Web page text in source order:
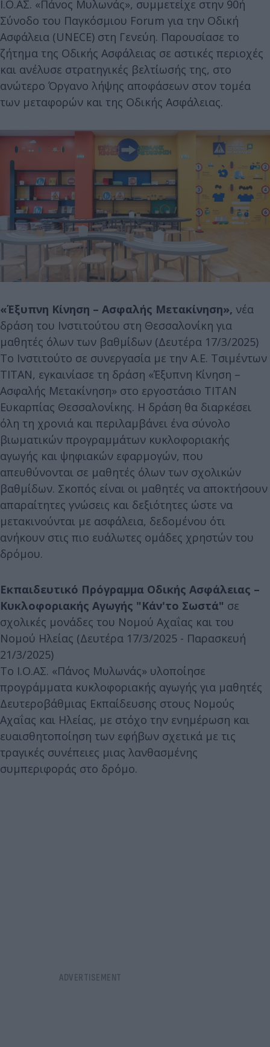
Ι.Ο.ΑΣ. «Πάνος Μυλωνάς», συμμετείχε στην 90ή
Σύνοδο του Παγκόσμιου Forum για την Οδική
Ασφάλεια (UNECE) στη Γενεύη. Παρουσίασε το
ζήτημα της Οδικής Ασφάλειας σε αστικές περιοχές
και ανέλυσε στρατηγικές βελτίωσής της, στο
ανώτερο Όργανο λήψης αποφάσεων στον τομέα
των μεταφορών και της Οδικής Ασφάλειας.
«Έξυπνη Κίνηση – Ασφαλής Μετακίνηση», νέα
δράση του Ινστιτούτου στη Θεσσαλονίκη για
μαθητές όλων των βαθμίδων (Δευτέρα 17/3/2025)
Το Ινστιτούτο σε συνεργασία με την Α.Ε. Τσιμέντων
ΤΙΤΑΝ, εγκαινίασε τη δράση «Έξυπνη Κίνηση –
Ασφαλής Μετακίνηση» στο εργοστάσιο ΤΙΤΑΝ
Ευκαρπίας Θεσσαλονίκης. Η δράση θα διαρκέσει
όλη τη χρονιά και περιλαμβάνει ένα σύνολο
βιωματικών προγραμμάτων κυκλοφοριακής
αγωγής και ψηφιακών εφαρμογών, που
απευθύνονται σε μαθητές όλων των σχολικών
βαθμίδων. Σκοπός είναι οι μαθητές να αποκτήσουν
απαραίτητες γνώσεις και δεξιότητες ώστε να
μετακινούνται με ασφάλεια, δεδομένου ότι
ανήκουν στις πιο ευάλωτες ομάδες χρηστών του
δρόμου.
Εκπαιδευτικό Πρόγραμμα Οδικής Ασφάλειας –
Κυκλοφοριακής Αγωγής "Κάν'το Σωστά" σε
σχολικές μονάδες του Νομού Αχαΐας και του
Νομού Ηλείας (Δευτέρα 17/3/2025 - Παρασκευή
21/3/2025)
Το Ι.Ο.ΑΣ. «Πάνος Μυλωνάς» υλοποίησε
προγράμματα κυκλοφοριακής αγωγής για μαθητές
Δευτεροβάθμιας Εκπαίδευσης στους Νομούς
Αχαΐας και Ηλείας, με στόχο την ενημέρωση και
ευαισθητοποίηση των εφήβων σχετικά με τις
τραγικές συνέπειες μιας λανθασμένης
συμπεριφοράς στο δρόμο.